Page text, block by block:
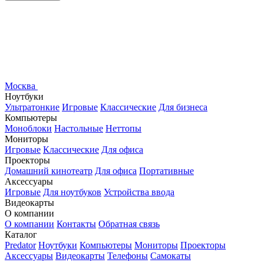
Москва
Ноутбуки
Ультратонкие Игровые Классические Для бизнеса
Компьютеры
Моноблоки Настольные Неттопы
Мониторы
Игровые Классические Для офиса
Проекторы
Домашний кинотеатр Для офиса Портативные
Аксессуары
Игровые Для ноутбуков Устройства ввода
Видеокарты
О компании
О компании Контакты Обратная связь
Каталог
Predator Ноутбуки Компьютеры Мониторы Проекторы
Аксессуары Видеокарты Телефоны Самокаты